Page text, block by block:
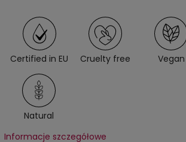
Certified in EU Cruelty free Vegan
Natural
Informacje szczegółowe